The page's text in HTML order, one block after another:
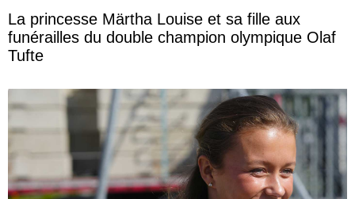
La princesse Märtha Louise et sa fille aux
funérailles du double champion olympique Olaf
Tufte